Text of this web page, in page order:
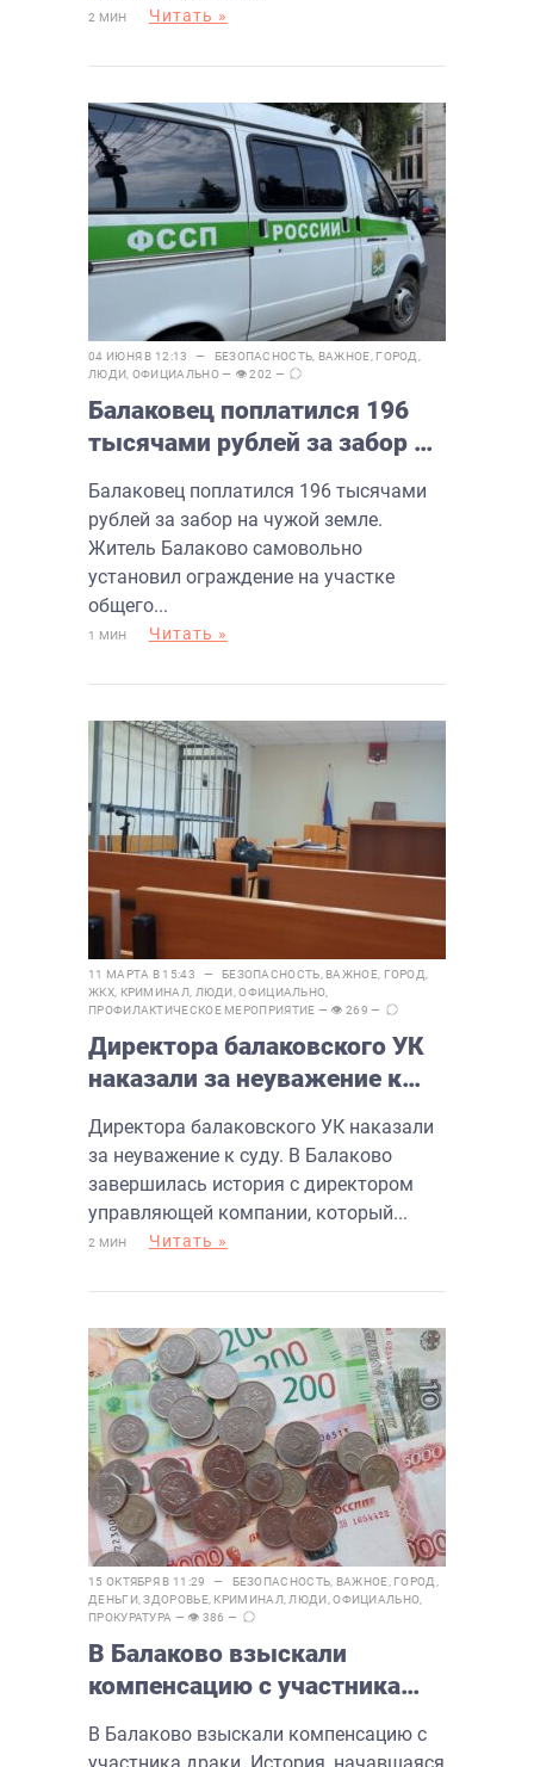
2 МИН Читать »
04 ИЮНЯ В 12:13 — БЕЗОПАСНОСТЬ ВАЖНОЕ ГОРОД
ЛЮДИ ОФИЦИАЛЬНО— 👁 202 —
Балаковец поплатился 196
тысячами рублей за забор на
Балаковец поплатился 196 тысячами
рублей за забор на чужой земле.
Житель Балаково самовольно
установил ограждение на участке
общего...
1 МИН Читать »
11 МАРТА В 15:43 — БЕЗОПАСНОСТЬ ВАЖНОЕ, ГОРОД
ЖКХ, КРИМИНАЛ ЛЮДИ ,ОФИЦИАЛЬНО
ПРОФИЛАКТИЧЕСКОЕ МЕРОПРИЯТИЕ — 👁 269 —
Директора балаковского УК
наказали за неуважение к
Директора балаковского УК наказали
за неуважение к суду. В Балаково
завершилась история с директором
управляющей компании, который...
2 МИН Читать »
15 ОКТЯБРЯ В 11:29 — БЕЗОПАСНОСТЬ ВАЖНОЕ ГОРОД
ДЕНЬГИ,ЗДОРОВЬЕ, КРИМИНАЛ ЛЮДИ ,ОФИЦИАЛЬНО
ПРОКУРАТУРА — 👁 386 —
В Балаково взыскали
компенсацию с участника
В Балаково взыскали компенсацию с